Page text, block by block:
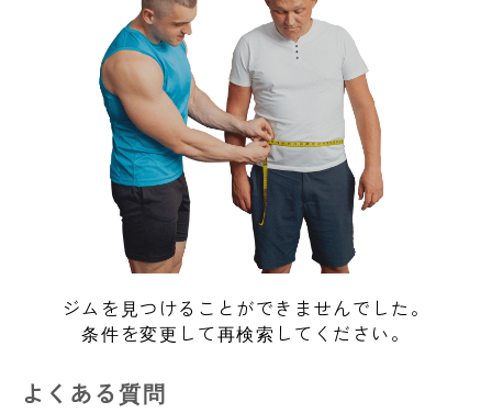
ジムを見つけることができませんでした。
条件を変更して再検索してください。
よくある質問